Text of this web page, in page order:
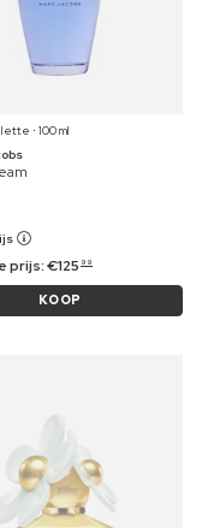
⋅ 100 ml
prijs:€125 99
KOOP